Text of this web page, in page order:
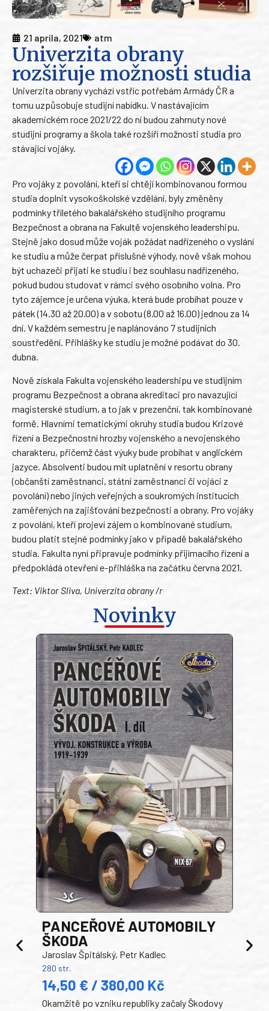
21 apríla, 2021 atm
Univerzita obrany
rozšiřuje možnosti studia
Univerzita obrany vychází vstříc potřebám Armády ČR a
tomu uzpůsobuje studijní nabídku. V nastávajícím
akademickém roce 2021/22 do ní budou zahrnuty nové
studijní programy a škola také rozšíří možnosti studia pro
stávající vojáky.
Pro vojáky z povolání, kteří si chtějí kombinovanou formou
studia doplnit vysokoškolské vzdělání, byly změněny
podmínky tříletého bakalářského studijního programu
Bezpečnost a obrana na Fakultě vojenského leadershipu.
Stejně jako dosud může voják požádat nadřízeného o vyslání
ke studiu a může čerpat příslušné výhody, nově však mohou
být uchazeči přijati ke studiu i bez souhlasu nadřízeného,
pokud budou studovat v rámci svého osobního volna. Pro
tyto zájemce je určena výuka, která bude probíhat pouze v
pátek (14.30 až 20.00) a v sobotu (8.00 až 16.00) jednou za 14
dní. V každém semestru je naplánováno 7 studijních
soustředění. Přihlášky ke studiu je možné podávat do 30.
dubna.
Nově získala Fakulta vojenského leadershipu ve studijním
programu Bezpečnost a obrana akreditaci pro navazující
magisterské studium, a to jak v prezenční, tak kombinované
formě. Hlavními tematickými okruhy studia budou Krizové
řízení a Bezpečnostní hrozby vojenského a nevojenského
charakteru, přičemž část výuky bude probíhat v anglickém
jazyce. Absolventi budou mít uplatnění v resortu obrany
(občanští zaměstnanci, státní zaměstnanci či vojáci z
povolání) nebo jiných veřejných a soukromých institucích
zaměřených na zajišťování bezpečnosti a obrany. Pro vojáky
z povolání, kteří projeví zájem o kombinované studium,
budou platit stejné podmínky jako v případě bakalářského
studia. Fakulta nyní připravuje podmínky přijímacího řízení a
předpokládá otevření e-přihláška na začátku června 2021.
Text: Viktor Sliva, Univerzita obrany /r
Novinky
PANCEŘOVÉ AUTOMOBILY
ŠKODA
Jaroslav Špitálský, Petr Kadlec
280 str.
14,50 € / 380,00 Kč
Okamžitě po vzniku republiky začaly Škodovy